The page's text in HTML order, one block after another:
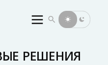
— РЕШЕНИЯ